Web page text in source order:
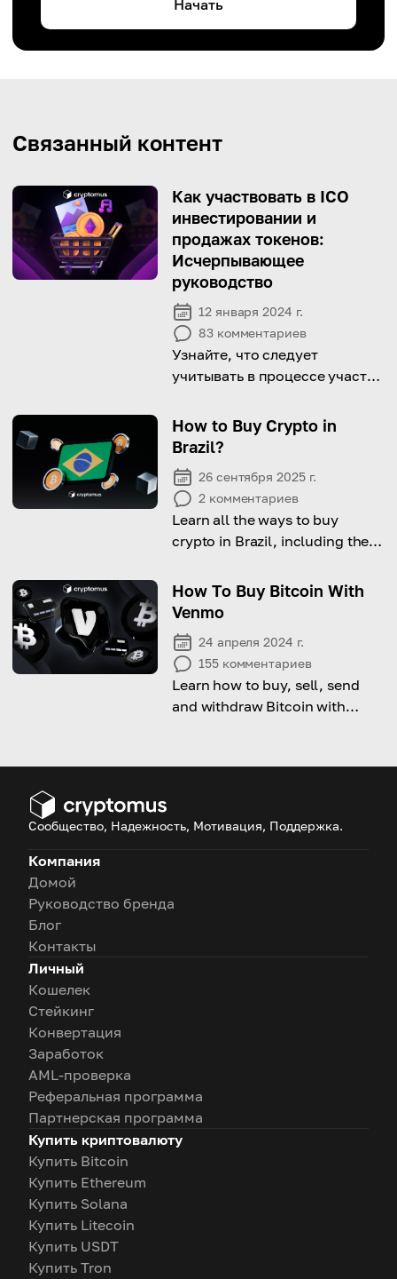
Начать
Связанный контент
Как участвовать в ICO
инвестировании и
продажах токенов:
Исчерпывающее
руководство
12 января 2024 г.
83 комментариев
Узнайте, что следует
учитывать в процессе участия
How to Buy Crypto in
Brazil?
26 сентября 2025 г.
2 комментариев
Learn all the ways to buy
crypto in Brazil, including the
and step-by-step guide on how
to do it.
How To Buy Bitcoin With
Venmo
24 апреля 2024 г.
155 комментариев
Learn how to buy, sell, send
and withdraw Bitcoin with
Сообщество, Надежность, Мотивация, Поддержка.
Компания
Домой
Руководство бренда
Блог
Контакты
Личный
Кошелек
Стейкинг
Конвертация
Заработок
AML-проверка
Реферальная программа
Партнерская программа
Купить криптовалюту
Купить Bitcoin
Купить Ethereum
Купить Solana
Купить Litecoin
Купить USDT
Купить Tron